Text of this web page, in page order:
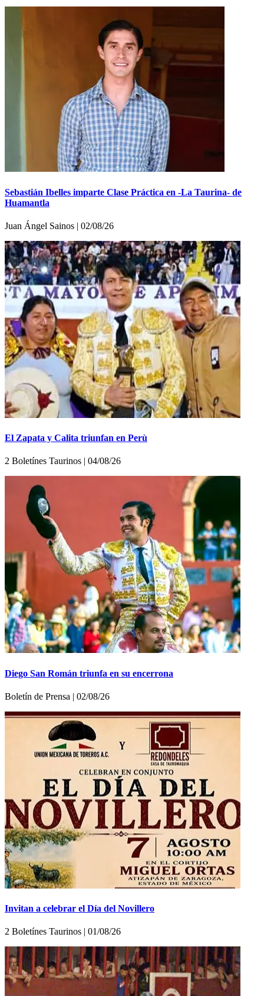
Sebastián Ibelles imparte Clase Práctica en -La Taurina- de
Huamantla
Juan Ángel Sainos | 02/08/26
El Zapata y Calita triunfan en Perù
2 Boletínes Taurinos | 04/08/26
Diego San Román triunfa en su encerrona
Boletí­n de Prensa | 02/08/26
Invitan a celebrar el Día del Novillero
2 Boletínes Taurinos | 01/08/26